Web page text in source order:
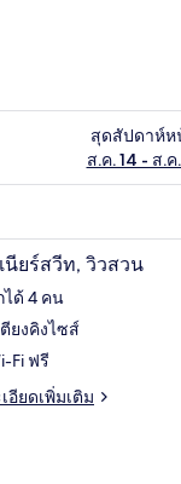
.ค. 7 - ส.ค. 9สุดสัปดาห์ห
ส.ค. 14 - ส.ค
จสอบจำนวนห้องพัก
นแสง, ห้องเก็บเสียง, เต
าย
ด
นียร์สวีท, วิวสวน
ได้ 4 คน
ตียงคิงไซส์
Fi ฟรี
อียดเพิ่มเติม